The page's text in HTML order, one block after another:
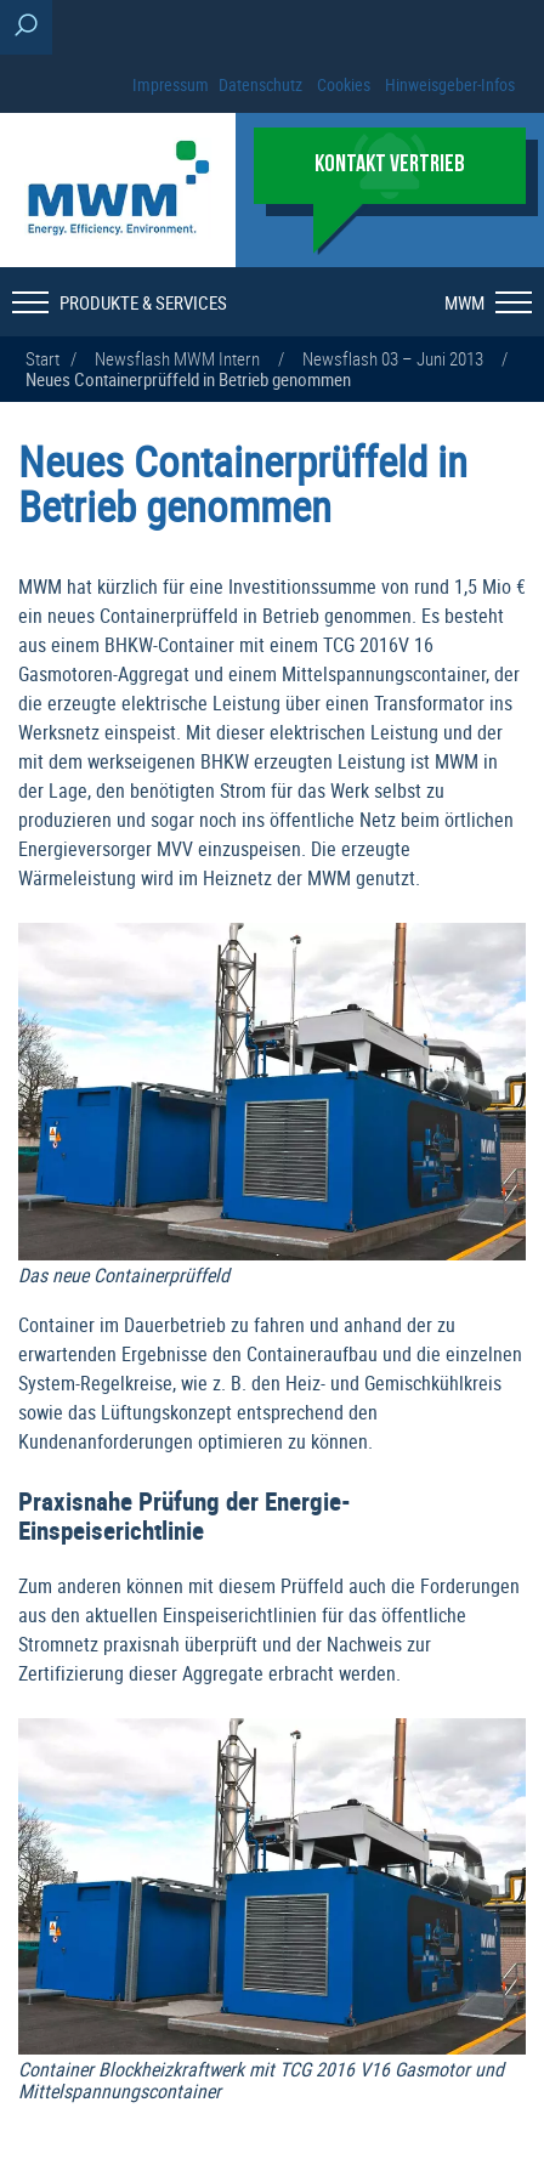
Impressum Datenschutz Cookies Hinweisgeber-Infos
KONTAKT VERTRIEB
PRODUKTE & SERVICES MWM
Start / Newsflash MWM Intern / Newsflash 03 – Juni 2013
/
Neues Containerprüffeld in Betrieb genommen
Neues Containerprüffeld in
Betrieb genommen
MWM hat kürzlich für eine Investitionssumme von rund 1,5 Mio €
ein neues Containerprüffeld in Betrieb genommen. Es besteht
aus einem BHKW-Container mit einem TCG 2016V 16
Gasmotoren-Aggregat und einem Mittelspannungscontainer, der
die erzeugte elektrische Leistung über einen Transformator ins
Werksnetz einspeist. Mit dieser elektrischen Leistung und der
mit dem werkseigenen BHKW erzeugten Leistung ist MWM in
der Lage, den benötigten Strom für das Werk selbst zu
produzieren und sogar noch ins öffentliche Netz beim örtlichen
Energieversorger MVV einzuspeisen. Die erzeugte
Wärmeleistung wird im Heiznetz der MWM genutzt.
Das neue Containerprüffeld
Container im Dauerbetrieb zu fahren und anhand der zu
erwartenden Ergebnisse den Containeraufbau und die einzelnen
System-Regelkreise, wie z. B. den Heiz- und Gemischkühlkreis
sowie das Lüftungskonzept entsprechend den
Kundenanforderungen optimieren zu können.
Praxisnahe Prüfung der Energie-
Einspeiserichtlinie
Zum anderen können mit diesem Prüffeld auch die Forderungen
aus den aktuellen Einspeiserichtlinien für das öffentliche
Stromnetz praxisnah überprüft und der Nachweis zur
Zertifizierung dieser Aggregate erbracht werden.
Container Blockheizkraftwerk mit TCG 2016 V16 Gasmotor und
Mittelspannungscontainer